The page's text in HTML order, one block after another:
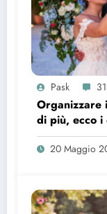
Pask
Organizzare
di più, ecco
20 Maggio